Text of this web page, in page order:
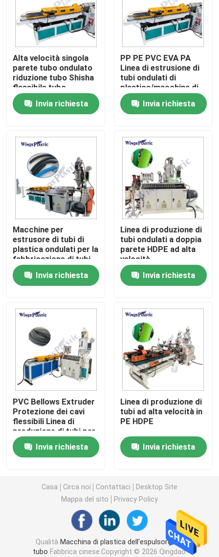
Casa
Prodotti
Circa noi
Giro della fabbrica
Controllo di qualità
Contattici
Macchina di plastica dell'espulsore del tubo
Linea di plastica dell'estrusione del tubo
Macchina dell'espulsore del tubo dell'HDPE
Macchina dell'espulsore del tubo del PVC
Linea di produzione del tubo di PPR
Macchina dell'espulsore del tubo del PE
Macchina ondulata dell'espulsore del tubo
Macchina dell'estrusione della banda dell'ANIMALE
I pp attaccano la linea di produzione
Macchina di plastica dell'espulsore di strato
Alta velocità singola
parete tubo ondulato
riduzione tubo Shisha
flessibile tubo
macchina di
produzioneInvia richiesta
PP PE PVC EVA PA
Linea di estrusione di
tubi ondulati di
plastica/macchina di
estrusione di tubi
ondulati di plastica
Invia richiesta
Macchine per
estrusore di tubi di
plastica ondulati per la
fabbricazione di tubi
di plastica ondulati
Invia richiesta
Linea di produzione di
tubi ondulati a doppia
parete HDPE ad alta
velocità
Invia richiesta
PVC Bellows Extruder
Protezione dei cavi
flessibili Linea di
produzione di tubi per
tubi ondulati a parete
singolaInvia richiesta
Linea di produzione di
tubi ad alta velocità in
PE HDPE
Invia richiesta
Casa Circa noi Contattaci
Desktop Site
Mappa del sito
Privacy Policy
Qualità Macchina di plastica dell'espulsore del
tubo Fabbrica cinese.Copyright © 2026 Qingdao